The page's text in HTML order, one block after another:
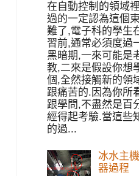
在自動控制的領域
過的一定認為這個
難了,電子科的學生
習前,通常必須度過
黑暗期,一來可能是
教,二來是假設你想
個,全然接觸新的領
跟痛苦的.因為你所
跟學問,不盡然是百
經得起考驗.當這些
的過...
冰水主
器過程